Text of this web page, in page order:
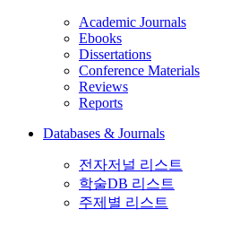
Academic Journals
Ebooks
Dissertations
Conference Materials
Reviews
Reports
Databases & Journals
전자저널 리스트
학술DB 리스트
주제별 리스트